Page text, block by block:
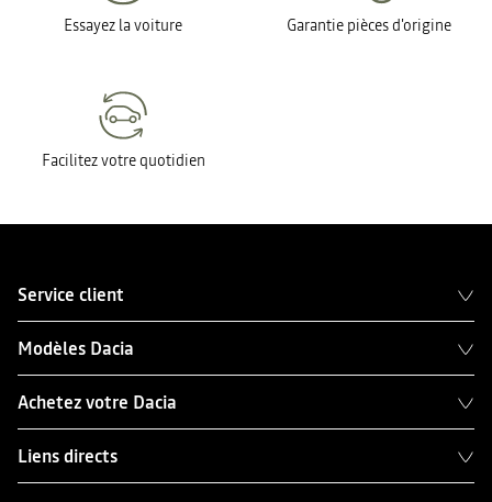
Essayez la voiture Garantie pièces d'origine
Facilitez votre quotidien
Service client
Modèles Dacia
Achetez votre Dacia
Liens directs